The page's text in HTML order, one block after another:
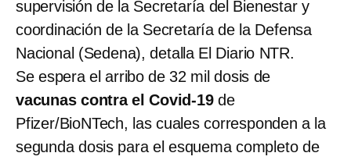
supervisión de la Secretaría del Bienestar y
coordinación de la Secretaría de la Defensa
Nacional (Sedena), detalla El Diario NTR.
Se espera el arribo de 32 mil dosis de
vacunas contra el Covid-19de
Pfizer/BioNTech, las cuales corresponden a la
segunda dosis para el esquema completo de